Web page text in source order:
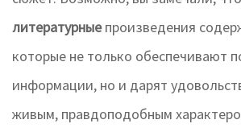
литературныепроизведения
которые не только обеспечивают
информации, но и дарят
живым, правдоподобным